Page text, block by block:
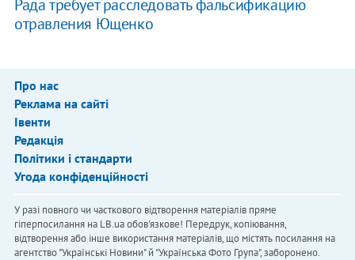
Рада требует расследовать фальсификацию
отравления Ющенко
Про нас
Реклама на сайті
Івенти
Редакція
Політики і стандарти
Угода конфіденційності
У разі повного чи часткового відтворення матеріалів пряме
гіперпосилання на LB.ua обов'язкове! Передрук, копіювання,
відтворення або інше використання матеріалів, що містять посилання на
агентство "Українськi Новини" й "Українська Фото Група", заборонено.